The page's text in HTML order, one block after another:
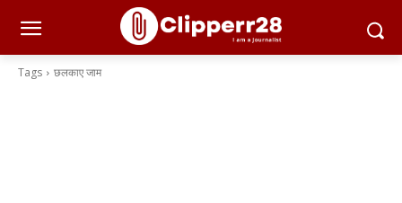
Tags छलकाए जाम